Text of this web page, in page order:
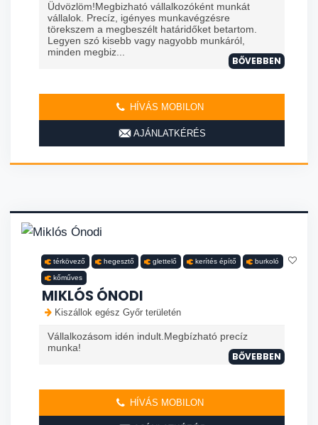
Üdvözlöm!Megbizható vállalkozóként munkát
vállalok. Precíz, igényes munkavégzésre
törekszem a megbeszélt határidőket betartom.
Legyen szó kisebb vagy nagyobb munkáról,
minden megbiz...
BŐVEBBEN
HÍVÁS MOBILON
AJÁNLATKÉRÉS
térkövező hegesztő glettelő kerítés építő burkoló
kőműves
MIKLÓS ÓNODI
Kiszállok egész Győr területén
Vállalkozásom idén indult.Megbízható precíz
munka!
BŐVEBBEN
HÍVÁS MOBILON